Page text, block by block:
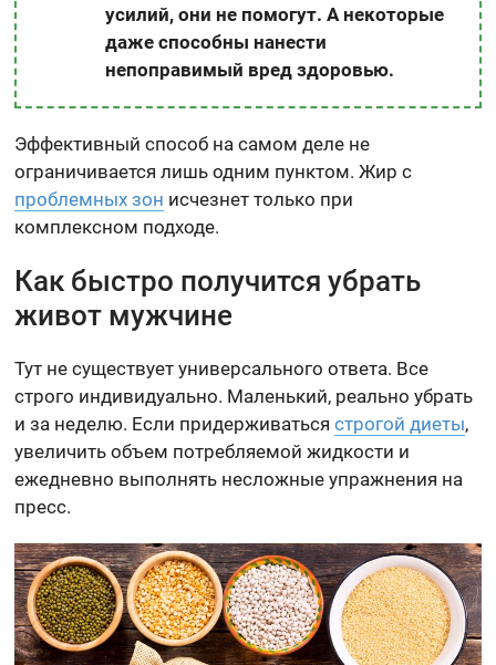
усилий, они не помогут. А некоторые
даже способны нанести
непоправимый вред здоровью.
Эффективный способ на самом деле не
ограничивается лишь одним пунктом. Жир с
проблемных зон исчезнет только при
комплексном подходе.
Как быстро получится убрать
живот мужчине
Тут не существует универсального ответа. Все
строго индивидуально. Маленький, реально убрать
и за неделю. Если придерживатьсястрогой диеты,
увеличить объем потребляемой жидкости и
ежедневно выполнять несложные упражнения на
пресс.